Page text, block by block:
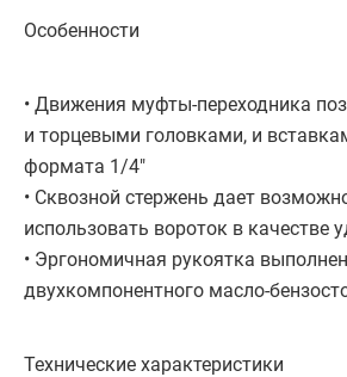
Особенности
• Движения муфты-переходника
и торцевыми головками, и
формата 1/4"
• Сквозной стержень дает
использовать вороток в качестве
• Эргономичная рукоятка
двухкомпонентного масло-
Технические характеристики